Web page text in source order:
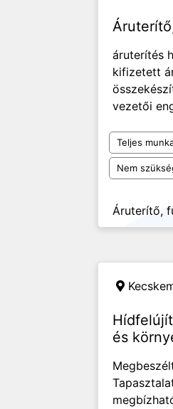
áruterítés
kifizetett
vezetői
Teljes
Nem
Áruterítő,
és